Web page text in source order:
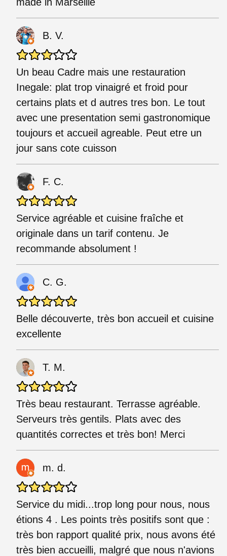
B. V.
Un beau Cadre mais une restauration
Inegale: plat trop vinaigré et froid pour
certains plats et d autres tres bon. Le tout
avec une presentation semi gastronomique
toujours et accueil agreable. Peut etre un
jour sans cote cuisson
F. C.
Service agréable et cuisine fraîche et
originale dans un tarif contenu. Je
recommande absolument !
C. G.
Belle découverte, très bon accueil et cuisine
excellente
T. M.
Très beau restaurant. Terrasse agréable.
Serveurs très gentils. Plats avec des
quantités correctes et très bon! Merci
m. d.
Service du midi...trop long pour nous, nous
étions 4 . Les points très positifs sont que :
très bon rapport qualité prix, nous avons été
très bien accueilli, malgré que nous n'avions